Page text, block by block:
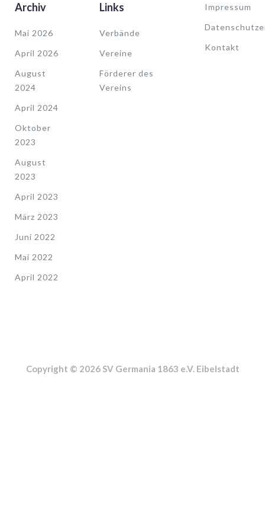
Archiv
Mai 2026
April 2026
August
2024
April 2024
Oktober
2023
August
2023
April 2023
März 2023
Juni 2022
Mai 2022
April 2022
Links
Verbände
Vereine
Förderer des
Vereins
Impressum
Kontakt
Copyright © 2026 SV Germania 1863 e.V. Eibelstadt